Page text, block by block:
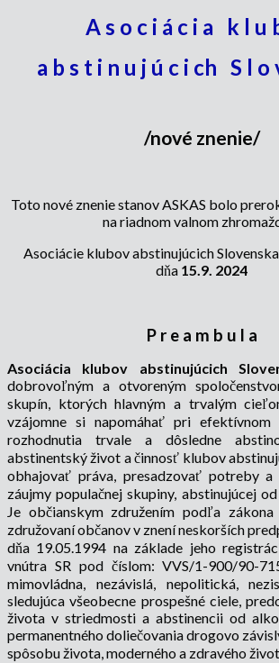
A s o c i á c i a k l u
a b s t i n u j ú c i ch S l o
/nové znenie/
Toto nové znenie stanov ASKAS bolo
na riadnom valnom
Asociácie klubov abstinujúcich
dňa 15.9. 2024
P r e a m b u l a
Asociácia klubov abstinujúcich
dobrovoľným a otvoreným
skupín, ktorých hlavným a trvalým
vzájomne si napomáhať pri efektívnom
rozhodnutia trvale a dôsledne
abstinentský život a činnosť klubov
obhajovať práva, presadzovať potreby a
záujmy populačnej skupiny, abstinujúcej
Je občianskym združením podľa
združovaní občanov v znení neskorších
dňa 19.05.1994 na základe jeho
vnútra SR pod číslom: VVS/1-900/90-
mimovládna, nezávislá, nepolitická,
sledujúca všeobecne prospešné ciele,
života v striedmosti a abstinencii od
permanentného doliečovania drogovo
spôsobu života, moderného a zdravého